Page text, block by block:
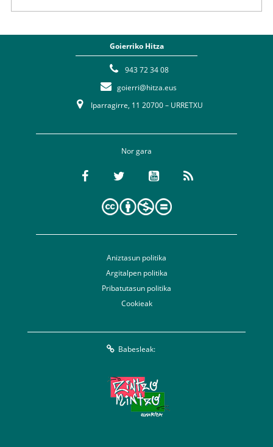
Goierriko Hitza
943 72 34 08
goierri@hitza.eus
Iparragirre, 11 20700 – URRETXU
Nor gara
Aniztasun politika
Argitalpen politika
Pribatutasun politika
Cookieak
Babesleak: